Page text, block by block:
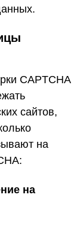
CAPTCHA
сайтов,
на
на